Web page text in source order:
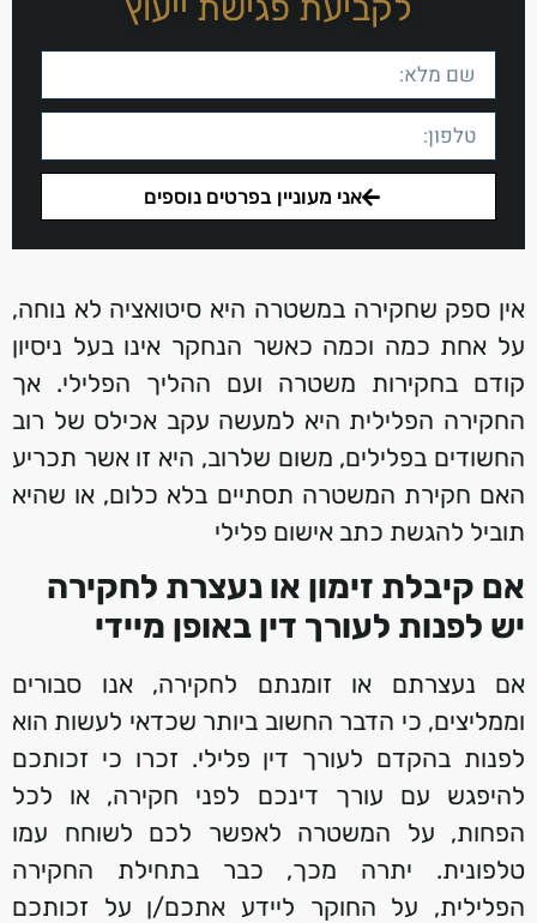
אני מעוניין בפרטים נוספים
אין ספק שחקירה במשטרה היא סיטואציה לא נוחה,
על אחת כמה וכמה כאשר הנחקר אינו בעל ניסיון
קודם בחקירות משטרה ועם ההליך הפלילי. אך
החקירה הפלילית היא למעשה עקב אכילס של רוב
החשודים בפלילים, משום שלרוב, היא זו אשר תכריע
האם חקירת המשטרה תסתיים בלא כלום, או שהיא
תוביל להגשת כתב אישום פלילי
אם קיבלת זימון או נעצרת לחקירה
יש לפנות לעורך דין באופן מיידי
אם נעצרתם או זומנתם לחקירה, אנו סבורים
וממליצים, כי הדבר החשוב ביותר שכדאי לעשות הוא
לפנות בהקדם לעורך דין פלילי. זכרו כי זכותכם
להיפגש עם עורך דינכם לפני חקירה, או לכל
הפחות, על המשטרה לאפשר לכם לשוחח עמו
טלפונית. יתרה מכך, כבר בתחילת החקירה
הפלילית, על החוקר ליידע אתכם/ן על זכותכם